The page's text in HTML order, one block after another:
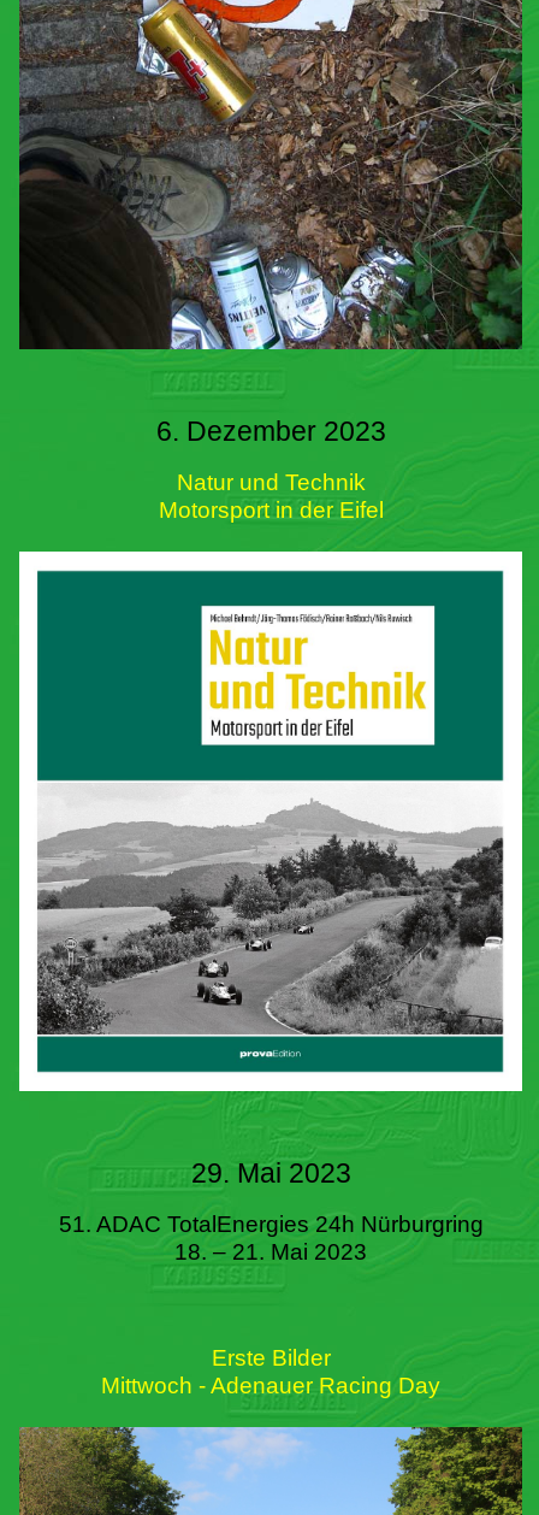
6. Dezember 2023
Natur und Technik
Motorsport in der Eifel
29. Mai 2023
51. ADAC TotalEnergies 24h Nürburgring
18. – 21. Mai 2023
Erste Bilder
Mittwoch - Adenauer Racing Day